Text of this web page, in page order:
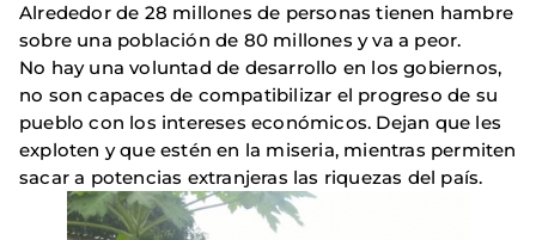
Alrededor de 28 millones de personas tienen hambre
sobre una población de 80 millones y va a peor.
No hay una voluntad de desarrollo en los gobiernos,
no son capaces de compatibilizar el progreso de su
pueblo con los intereses económicos. Dejan que les
exploten y que estén en la miseria, mientras permiten
sacar a potencias extranjeras las riquezas del país.